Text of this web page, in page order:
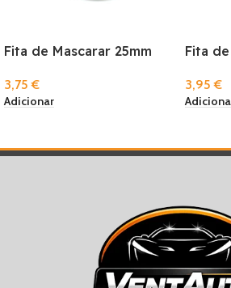
Fita de Mascarar 25mm
3,75€
Adicionar
Fita
3,95€